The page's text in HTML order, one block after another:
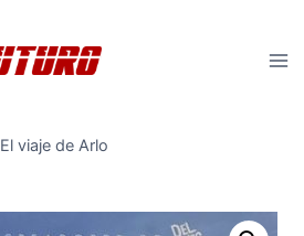
El viaje de Arlo